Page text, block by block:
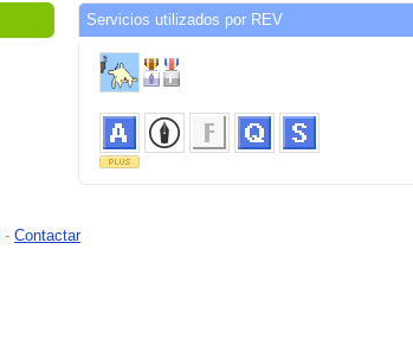
Servicios utilizados por REV
- Contactar